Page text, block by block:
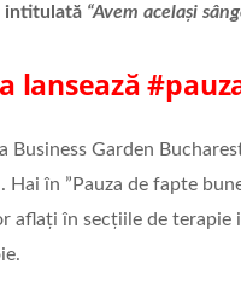
intitulată “Avem același
lansează
Business Garden
Hai în ”Pauza de fapte
aflați în secțiile de terapie